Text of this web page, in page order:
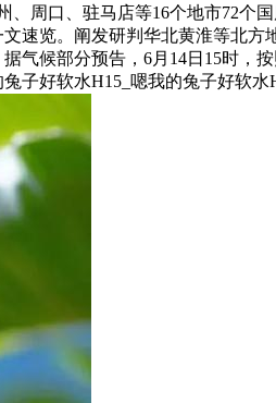
周口、驻马店等16个地市72个
速览。阐发研判华北黄淮等北
气候部分预告，6月14日15时，
子好软水H15_嗯我的兔子好软水